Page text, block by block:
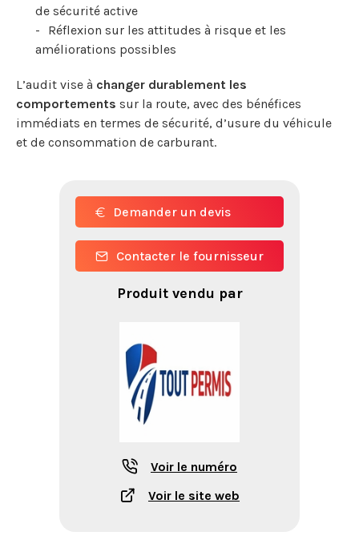
de sécurité active
Réflexion sur les attitudes à risque et les
améliorations possibles
L’audit vise à changer durablement les
comportements sur la route, avec des bénéfices
immédiats en termes de sécurité, d’usure du véhicule
et de consommation de carburant.
Demander un devis
Contacter le fournisseur
Produit vendu par
Voir le numéro
Voir le site web